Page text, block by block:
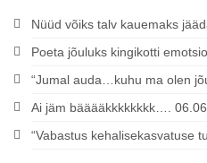
Nüüd võiks talv kauemaks
Poeta jõuluks kingikotti
“Jumal auda…kuhu ma olen
Ai jäm bääääkkkkkkkk….
“Vabastus kehalisekasvatuse